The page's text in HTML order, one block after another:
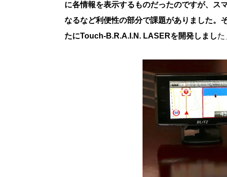
に各情報を表示するものだったのですが、ス
なるなど利便性の部分で課題がありました。
たにTouch-B.R.A.I.N. LASERを開発しました